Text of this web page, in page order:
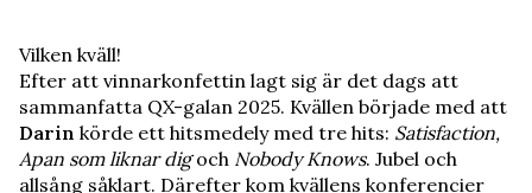
Vilken kväll!
Efter att vinnarkonfettin lagt sig är det dags att
sammanfatta QX-galan 2025. Kvällen började med att
Darin körde ett hitsmedely med tre hits: Satisfaction,
Apan som liknar digoch Nobody Knows. Jubel och
allsång såklart. Därefter kom kvällens konferencier